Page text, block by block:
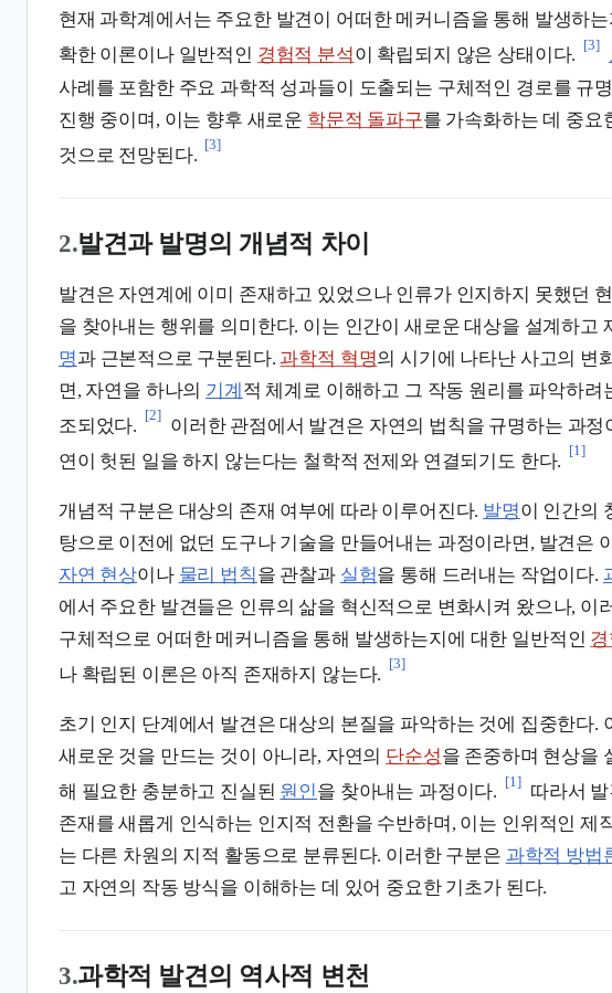
현재 과학계에서는 주요한 발견이 어떠한 메커니즘을 통해 발생하
확한 이론이나 일반적인 경험적 분석이 확립되지 않은 상태이다.
[3]
사례를 포함한 주요 과학적 성과들이 도출되는 구체적인 경로를 규
진행 중이며, 이는 향후 새로운 학문적 돌파구를 가속화하는 데 중요
것으로 전망된다.
[3]
2.발견과 발명의 개념적 차이
발견은 자연계에 이미 존재하고 있었으나 인류가 인지하지 못했던
을 찾아내는 행위를 의미한다. 이는 인간이 새로운 대상을 설계하고
명과 근본적으로 구분된다. 과학적 혁명의 시기에 나타난 사고의 변
면, 자연을 하나의 기계 적 체계로 이해하고 그 작동 원리를 파악하려
조되었다.
[2]
이러한 관점에서 발견은 자연의 법칙을 규명하는 과정
연이 헛된 일을 하지 않는다는 철학적 전제와 연결되기도 한다.
[1]
개념적 구분은 대상의 존재 여부에 따라 이루어진다. 발명이 인간의
탕으로 이전에 없던 도구나 기술을 만들어내는 과정이라면, 발견은
자연 현상이나 물리 법칙을 관찰과 실험을 통해 드러내는 작업이다.
에서 주요한 발견들은 인류의 삶을 혁신적으로 변화시켜 왔으나, 이
구체적으로 어떠한 메커니즘을 통해 발생하는지에 대한 일반적인
나 확립된 이론은 아직 존재하지 않는다.
[3]
초기 인지 단계에서 발견은 대상의 본질을 파악하는 것에 집중한다.
새로운 것을 만드는 것이 아니라, 자연의 단순성을 존중하며 현상을
해 필요한 충분하고 진실된 원인을 찾아내는 과정이다.
[1]
따라서
존재를 새롭게 인식하는 인지적 전환을 수반하며, 이는 인위적인 제
는 다른 차원의 지적 활동으로 분류된다. 이러한 구분은 과학적 방법
고 자연의 작동 방식을 이해하는 데 있어 중요한 기초가 된다.
3.과학적 발견의 역사적 변천